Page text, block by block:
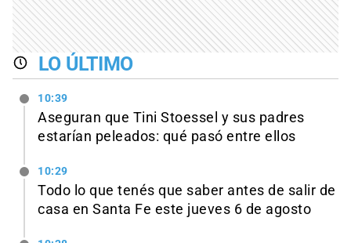
LO ÚLTIMO
10:39
Aseguran que Tini Stoessel y sus padres
estarían peleados: qué pasó entre ellos
10:29
Todo lo que tenés que saber antes de salir de
casa en Santa Fe este jueves 6 de agosto